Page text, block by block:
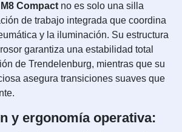
Compact no es solo una silla
de trabajo integrada que coordina
y la iluminación. Su estructura
garantiza una estabilidad total
de Trendelenburg, mientras que su
asegura transiciones suaves que
y ergonomía operativa: